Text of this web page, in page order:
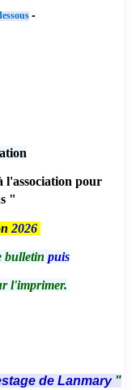
-
l'association pour
"
2026
bulletin puis
l'imprimer.
de Lanmary "